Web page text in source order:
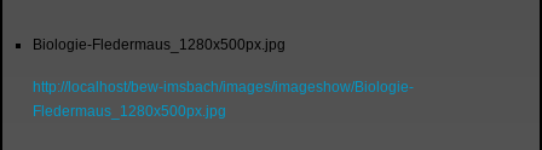
Biologie-Fledermaus_1280x500px.jpg
http://localhost/bew-imsbach/images/imageshow/Biologie-
Fledermaus_1280x500px.jpg